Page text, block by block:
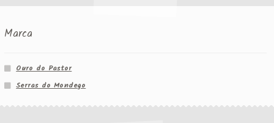
Marca
Ouro do Pastor
Serras do Mondego